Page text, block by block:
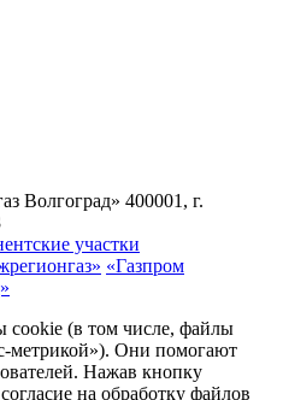
Волгоград» 400001, г.
участки
«Газпром
cookie (в том числе, файлы
метрикой»). Они помогают
Нажав кнопку
на обработку файлов